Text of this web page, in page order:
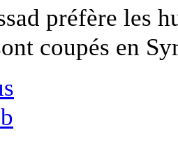
préfère les
coupés en